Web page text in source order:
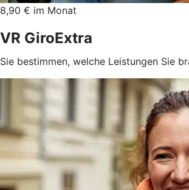
8,90 € im Monat
VR GiroExtra
Sie bestimmen, welche Leistungen Sie